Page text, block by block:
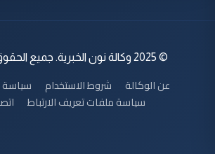
© 2025 وكالة نون الخبرية. جميع الحقوق محفوظة.
عن الوكالة شروط الاستخدام
سياسة
سياسة ملفات تعريف الارتباط